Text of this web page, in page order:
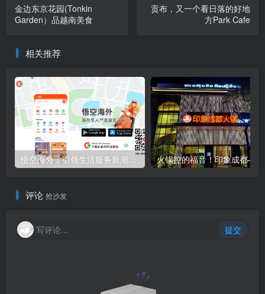
金边东京花园(Tonkin
Garden）品越南美食
贡布，又一个看日落的好地
方Park Cafe
相关推荐
悟空海外：引领生活服务新潮流，柬埔寨市场全新启航
评论 抢沙发
写评论... 提交